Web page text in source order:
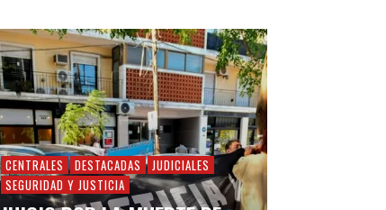
CENTRALES DESTACADAS
JUDICIALES
SEGURIDAD Y JUSTICIA